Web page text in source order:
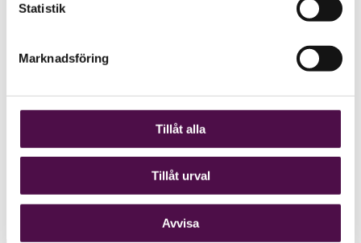
Statistik
Marknadsföring
Tillåt alla
Tillåt urval
Avvisa